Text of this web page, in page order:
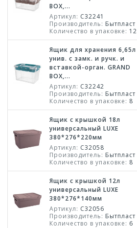
BOX,...
Артикул: С32241
Производитель: Бытпласт
Количество в упаковке: 12
Ящик для хранения 6,65л
унив. с замк. и ручк. и
вставкой-орган. GRAND
BOX,...
Артикул: С32242
Производитель: Бытпласт
Количество в упаковке: 8
Ящик с крышкой 18л
универсальный LUXE
380*276*220мм
Артикул: С32058
Производитель: Бытпласт
Количество в упаковке: 8
Ящик с крышкой 12л
универсальный LUXE
380*276*140мм
Артикул: С32056
Производитель: Бытпласт
Количество в упаковке: 6